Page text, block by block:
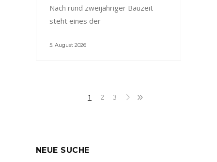
Nach rund zweijähriger Bauzeit
steht eines der
5. August 2026
1 2 3
NEUE SUCHE